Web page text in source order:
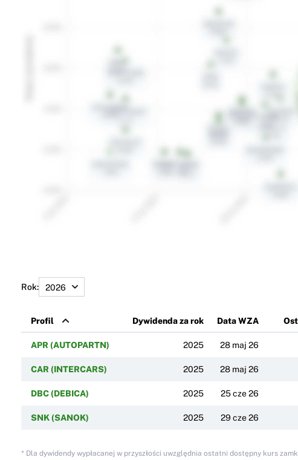
Rok:
Profil Dywidenda za rok Data WZA
APR (AUTOPARTN) 2025 28 maj 26
CAR (INTERCARS) 2025 28 maj 26
DBC (DEBICA) 2025 25 cze 26
SNK (SANOK) 2025 29 cze 26
* Dla dywidendy wypłacanej w przyszłości uwzględnia ostatni dostępny kurs